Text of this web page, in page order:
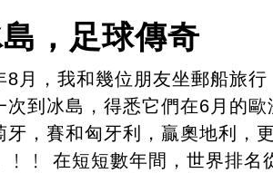
，足球傳奇
8月，我和幾位朋友坐郵船旅
次到冰島，得悉它們在6月的
牙，賽和匈牙利，贏奧地利，
在短短數年間，世界排名